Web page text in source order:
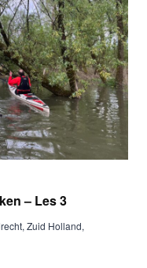
– Les 3
Zuid Holland,